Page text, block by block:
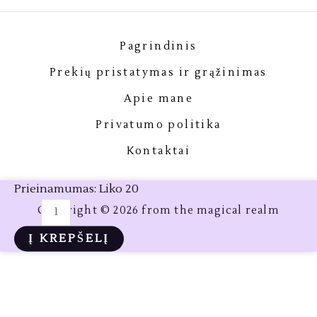
Pagrindinis
Prekių pristatymas ir grąžinimas
Apie mane
Privatumo politika
Kontaktai
Copyright © 2026 from the magical realm
Prieinamumas: Liko 20
produkto
kiekis:
Rožinis
Į KREPŠELĮ